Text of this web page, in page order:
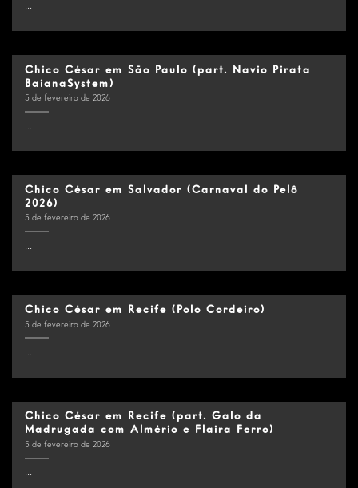
...
Chico César em São Paulo (part. Navio Pirata
BaianaSystem)
5 de fevereiro de 2026
...
Chico César em Salvador (Carnaval do Pelô
2026)
5 de fevereiro de 2026
...
Chico César em Recife (Polo Cordeiro)
5 de fevereiro de 2026
...
Chico César em Recife (part. Galo da
Madrugada com Almério e Flaira Ferro)
5 de fevereiro de 2026
...